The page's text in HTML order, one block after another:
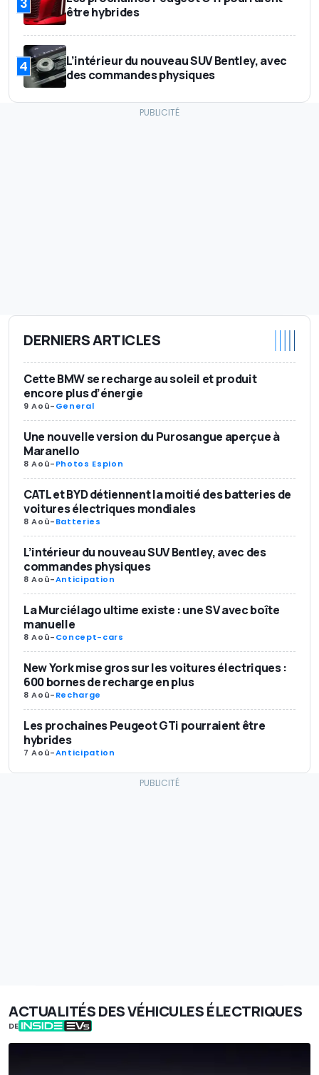
être hybrides
4
L’intérieur du nouveau SUV Bentley, avec
des commandes physiques
DERNIERS ARTICLES
Cette BMW se recharge au soleil et produit
encore plus d’énergie
9 Aoû-General
Une nouvelle version du Purosangue aperçue à
Maranello
8 Aoû-Photos Espion
CATL et BYD détiennent la moitié des batteries de
voitures électriques mondiales
8 Aoû-Batteries
L’intérieur du nouveau SUV Bentley, avec des
commandes physiques
8 Aoû-Anticipation
La Murciélago ultime existe : une SV avec boîte
manuelle
8 Aoû-Concept-cars
New York mise gros sur les voitures électriques :
600 bornes de recharge en plus
8 Aoû-Recharge
Les prochaines Peugeot GTi pourraient être
hybrides
7 Aoû-Anticipation
ACTUALITÉS DES VÉHICULES ÉLECTRIQUES
DE